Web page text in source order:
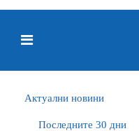
Актуални новини
Последните 30 дни